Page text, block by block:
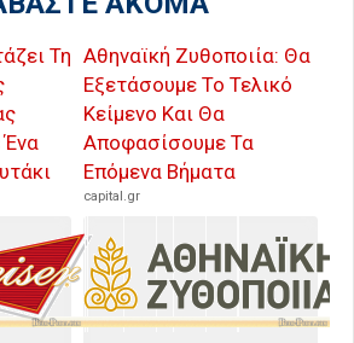
Τη Αθηναϊκή Ζυθοποιία: Θα
Εξετάσουμε Το Τελικό
Κείμενο Και Θα
Αποφασίσουμε Τα
Επόμενα Βήματα
capital.gr